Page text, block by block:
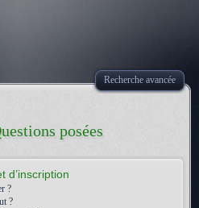
Recherche avancée
posées
d’inscription
?
?